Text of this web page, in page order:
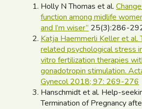
Holly N Thomas et al.
function among midlife
and I’m wiser” 25(3):286-
Katja Haemmerli Keller et al.
related psychological stress
vitro fertilization therapies
gonadotropin stimulation.
Gynecol 2018; 97: 269-276
Hanschmidt et al. Help-
Termination of Pregnancy